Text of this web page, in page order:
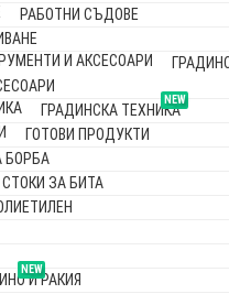
РАБОТНИ СЪДОВЕ
NEW
ГРАДИНСКА ТЕХНИКА
ГОТОВИ ПРОДУКТИ
БОРБА
СТОКИ ЗА БИТА
NEW
И РАКИЯ